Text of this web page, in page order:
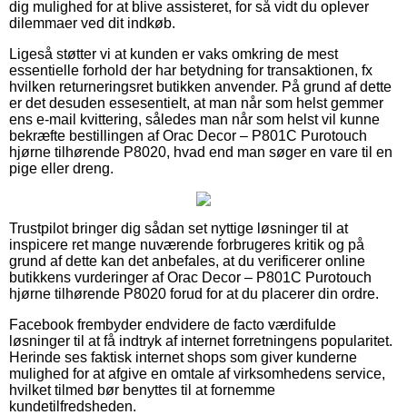
dig mulighed for at blive assisteret, for så vidt du oplever
dilemmaer ved dit indkøb.
Ligeså støtter vi at kunden er vaks omkring de mest
essentielle forhold der har betydning for transaktionen, fx
hvilken returneringsret butikken anvender. På grund af dette
er det desuden essesentielt, at man når som helst gemmer
ens e-mail kvittering, således man når som helst vil kunne
bekræfte bestillingen af Orac Decor – P801C Purotouch
hjørne tilhørende P8020, hvad end man søger en vare til en
pige eller dreng.
Trustpilot bringer dig sådan set nyttige løsninger til at
inspicere ret mange nuværende forbrugeres kritik og på
grund af dette kan det anbefales, at du verificerer online
butikkens vurderinger af Orac Decor – P801C Purotouch
hjørne tilhørende P8020 forud for at du placerer din ordre.
Facebook frembyder endvidere de facto værdifulde
løsninger til at få indtryk af internet forretningens popularitet.
Herinde ses faktisk internet shops som giver kunderne
mulighed for at afgive en omtale af virksomhedens service,
hvilket tilmed bør benyttes til at fornemme
kundetilfredsheden.